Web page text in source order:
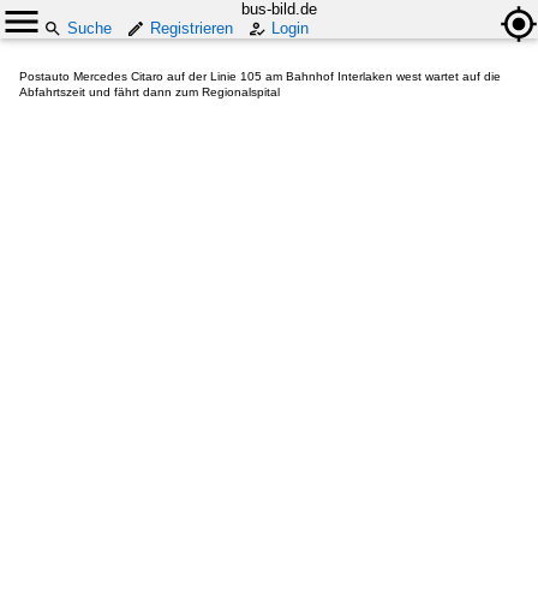
bus-bild.de
Suche
Registrieren Login
Postauto Mercedes Citaro auf der Linie 105 am Bahnhof Interlaken west wartet auf die
Abfahrtszeit und fährt dann zum Regionalspital